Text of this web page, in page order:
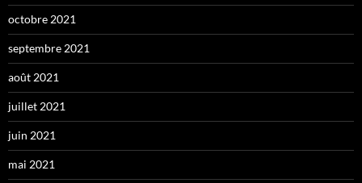
octobre 2021
septembre 2021
août 2021
juillet 2021
juin 2021
mai 2021